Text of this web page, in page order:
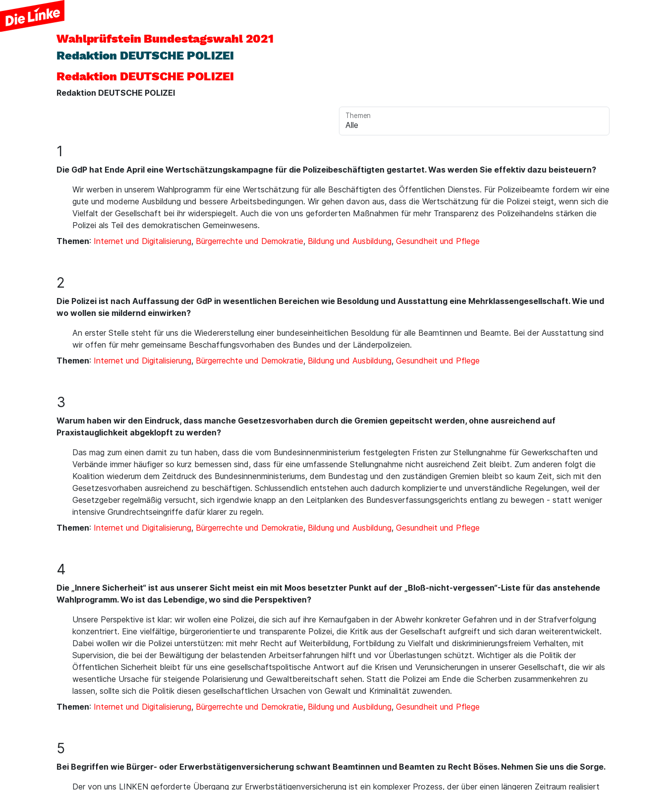
Wahlprüfstein Bundestagswahl 2021
Redaktion DEUTSCHE POLIZEI
Redaktion DEUTSCHE POLIZEI
Redaktion DEUTSCHE POLIZEI
Themen
1
Die GdP hat Ende April eine Wertschätzungskampagne für die Polizeibeschäftigten gestartet. Was werden Sie effektiv dazu beisteuern?
Wir werben in unserem Wahlprogramm für eine Wertschätzung für alle Beschäftigten des Öffentlichen Dienstes. Für Polizeibeamte fordern wir eine
gute und moderne Ausbildung und bessere Arbeitsbedingungen. Wir gehen davon aus, dass die Wertschätzung für die Polizei steigt, wenn sich die
Vielfalt der Gesellschaft bei ihr widerspiegelt. Auch die von uns geforderten Maßnahmen für mehr Transparenz des Polizeihandelns stärken die
Polizei als Teil des demokratischen Gemeinwesens.
Themen: Internet und Digitalisierung, Bürgerrechte und Demokratie, Bildung und Ausbildung, Gesundheit und Pflege
2
Die Polizei ist nach Auffassung der GdP in wesentlichen Bereichen wie Besoldung und Ausstattung eine Mehrklassengesellschaft. Wie und
wo wollen sie mildernd einwirken?
An erster Stelle steht für uns die Wiedererstellung einer bundeseinheitlichen Besoldung für alle Beamtinnen und Beamte. Bei der Ausstattung sind
wir offen für mehr gemeinsame Beschaffungsvorhaben des Bundes und der Länderpolizeien.
Themen: Internet und Digitalisierung, Bürgerrechte und Demokratie, Bildung und Ausbildung, Gesundheit und Pflege
3
Warum haben wir den Eindruck, dass manche Gesetzesvorhaben durch die Gremien gepeitscht werden, ohne ausreichend auf
Praxistauglichkeit abgeklopft zu werden?
Das mag zum einen damit zu tun haben, dass die vom Bundesinnenministerium festgelegten Fristen zur Stellungnahme für Gewerkschaften und
Verbände immer häufiger so kurz bemessen sind, dass für eine umfassende Stellungnahme nicht ausreichend Zeit bleibt. Zum anderen folgt die
Koalition wiederum dem Zeitdruck des Bundesinnenministeriums, dem Bundestag und den zuständigen Gremien bleibt so kaum Zeit, sich mit den
Gesetzesvorhaben ausreichend zu beschäftigen. Schlussendlich entstehen auch dadurch komplizierte und unverständliche Regelungen, weil der
Gesetzgeber regelmäßig versucht, sich irgendwie knapp an den Leitplanken des Bundesverfassungsgerichts entlang zu bewegen - statt weniger
intensive Grundrechtseingriffe dafür klarer zu regeln.
Themen: Internet und Digitalisierung, Bürgerrechte und Demokratie, Bildung und Ausbildung, Gesundheit und Pflege
4
Die „Innere Sicherheit“ ist aus unserer Sicht meist ein mit Moos besetzter Punkt auf der „Bloß-nicht-vergessen“-Liste für das anstehende
Wahlprogramm. Wo ist das Lebendige, wo sind die Perspektiven?
Unsere Perspektive ist klar: wir wollen eine Polizei, die sich auf ihre Kernaufgaben in der Abwehr konkreter Gefahren und in der Strafverfolgung
konzentriert. Eine vielfältige, bürgerorientierte und transparente Polizei, die Kritik aus der Gesellschaft aufgreift und sich daran weiterentwickelt.
Dabei wollen wir die Polizei unterstützen: mit mehr Recht auf Weiterbildung, Fortbildung zu Vielfalt und diskriminierungsfreiem Verhalten, mit
Supervision, die bei der Bewältigung der belastenden Arbeitserfahrungen hilft und vor Überlastungen schützt. Wichtiger als die Politik der
Öffentlichen Sicherheit bleibt für uns eine gesellschaftspolitische Antwort auf die Krisen und Verunsicherungen in unserer Gesellschaft, die wir als
wesentliche Ursache für steigende Polarisierung und Gewaltbereitschaft sehen. Statt die Polizei am Ende die Scherben zusammenkehren zu
lassen, sollte sich die Politik diesen gesellschaftlichen Ursachen von Gewalt und Kriminalität zuwenden.
Themen: Internet und Digitalisierung, Bürgerrechte und Demokratie, Bildung und Ausbildung, Gesundheit und Pflege
5
Bei Begriffen wie Bürger- oder Erwerbstätigenversicherung schwant Beamtinnen und Beamten zu Recht Böses. Nehmen Sie uns die Sorge.
Der von uns LINKEN geforderte Übergang zur Erwerbstätigenversicherung ist ein komplexer Prozess, der über einen längeren Zeitraum realisiert